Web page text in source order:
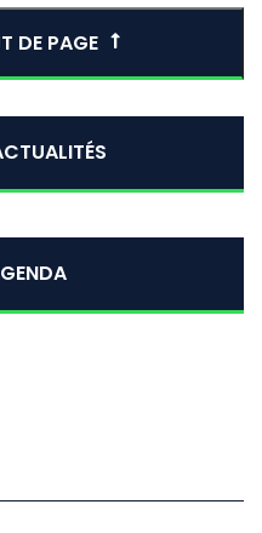
DE PAGE